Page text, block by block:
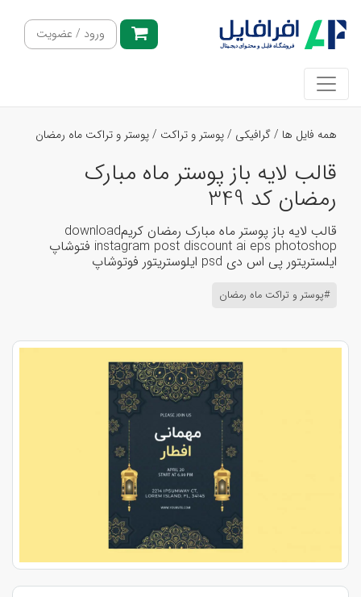
ورود / عضویت
همه فایل ها /گرافیکی /پوستر و تراکت /پوستر و تراکت ماه رمضان
قالب لایه باز پوستر ماه مبارک
رمضان کد 349
قالب لایه باز پوستر ماه مبارک رمضان کریمdownload
instagram post discount ai eps photoshop فتوشاپ
ایلستریتور پی اس دی psd ایلوستریتور فوتوشاپ
#پوستر و تراکت ماه رمضان